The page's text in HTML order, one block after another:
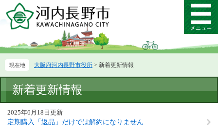
ー
先
す。
ニ
を
し
メ
ニ
ー
大阪府河内長野市役所 > 新着更新情報
文
新着更新情報
定期購入「返品」だけでは解約になりません
2025年6月18日更新